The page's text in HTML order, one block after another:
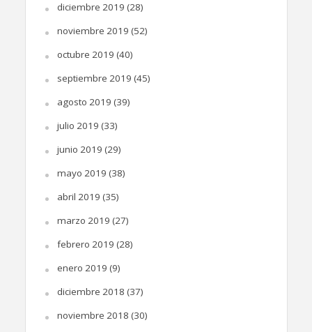
diciembre 2019 (28)
noviembre 2019 (52)
octubre 2019 (40)
septiembre 2019 (45)
agosto 2019 (39)
julio 2019 (33)
junio 2019 (29)
mayo 2019 (38)
abril 2019 (35)
marzo 2019 (27)
febrero 2019 (28)
enero 2019 (9)
diciembre 2018 (37)
noviembre 2018 (30)